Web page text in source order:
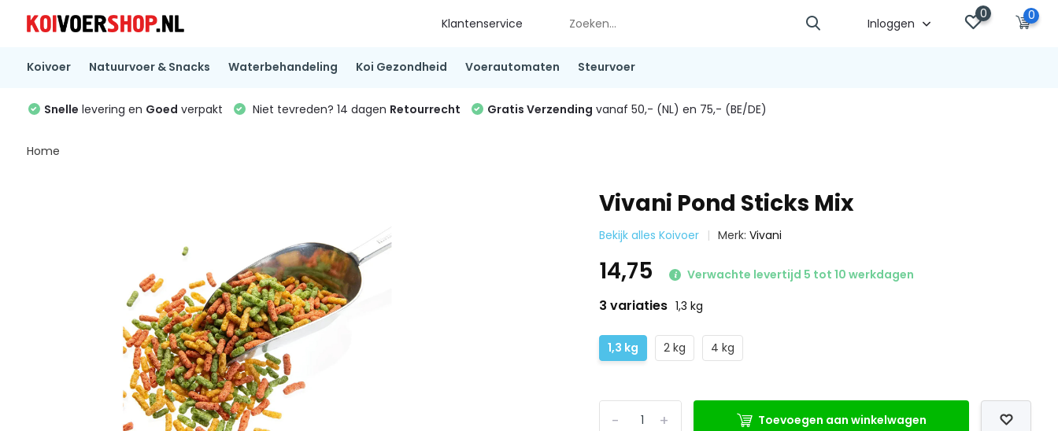
Klantenservice Inloggen
0 0
Koivoer Natuurvoer & Snacks Waterbehandeling Koi Gezondheid Voerautomaten Steurvoer
Snelle levering en Goed verpakt Niet tevreden? 14 dagen Retourrecht Gratis Verzending vanaf 50,- (NL) en 75,- (BE/DE)
Home
Vivani Pond Sticks Mix
Bekijk alles Koivoer Merk:Vivani
14,75 Verwachte levertijd 5 tot 10 werkdagen
3 variaties 1,3 kg
1,3 kg 2 kg 4 kg
+
- Toevoegen aan winkelwagen